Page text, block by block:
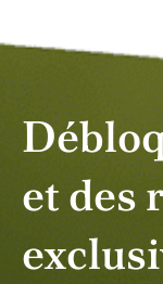
et des